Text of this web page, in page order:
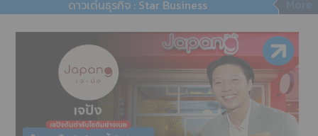
ดาวเด่นธุรกิจ : Star Business